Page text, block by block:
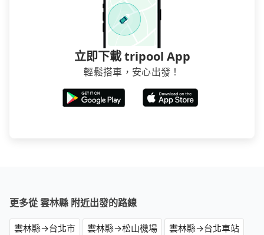
立即下載 tripool App
輕鬆搭車，安心出發！
更多從 雲林縣 附近出發的路線
雲林縣→台北市 雲林縣→松山機場
雲林縣→台北車站